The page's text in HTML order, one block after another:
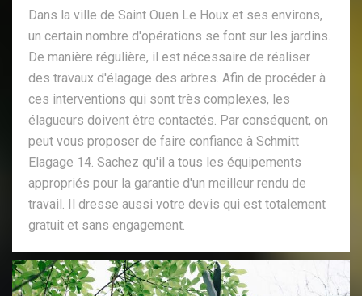
Dans la ville de Saint Ouen Le Houx et ses environs,
un certain nombre d'opérations se font sur les jardins.
De manière régulière, il est nécessaire de réaliser
des travaux d'élagage des arbres. Afin de procéder à
ces interventions qui sont très complexes, les
élagueurs doivent être contactés. Par conséquent, on
peut vous proposer de faire confiance à Schmitt
Elagage 14. Sachez qu'il a tous les équipements
appropriés pour la garantie d'un meilleur rendu de
travail. Il dresse aussi votre devis qui est totalement
gratuit et sans engagement.